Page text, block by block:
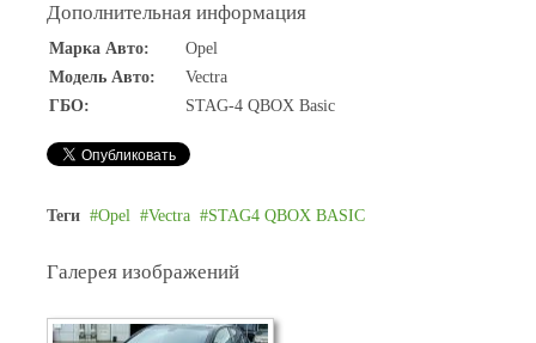
Дополнительная информация
Марка Авто:
Opel
Модель Авто:
Vectra
ГБО:
STAG-4 QBOX Basic
Теги Opel Vectra STAG4 QBOX BASIC
Галерея изображений